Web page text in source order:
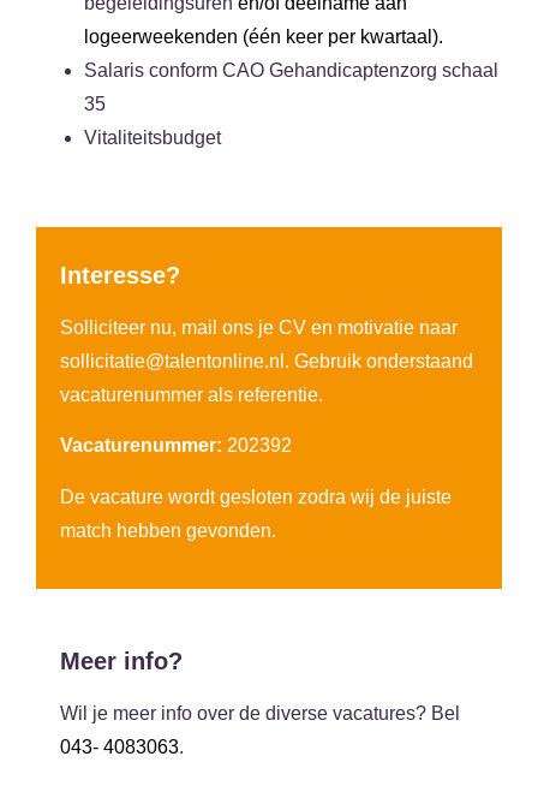
logeerweekenden (één keer per kwartaal).
Salaris conform CAO Gehandicaptenzorg schaal
35
Vitaliteitsbudget
Interesse?
Solliciteer nu, mail ons je CV en motivatie naar
sollicitatie@talentonline.nl . Gebruik onderstaand
vacaturenummer als referentie.
Vacaturenummer: 202392
De vacature wordt gesloten zodra wij de juiste
match hebben gevonden.
Meer info?
Wil je meer info over de diverse vacatures? Bel
043- 4083063.